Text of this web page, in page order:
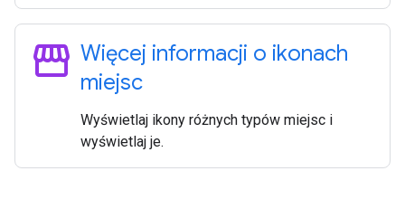
storefront Więcej informacji o ikonach
miejsc
Wyświetlaj ikony różnych typów miejsc i
wyświetlaj je.